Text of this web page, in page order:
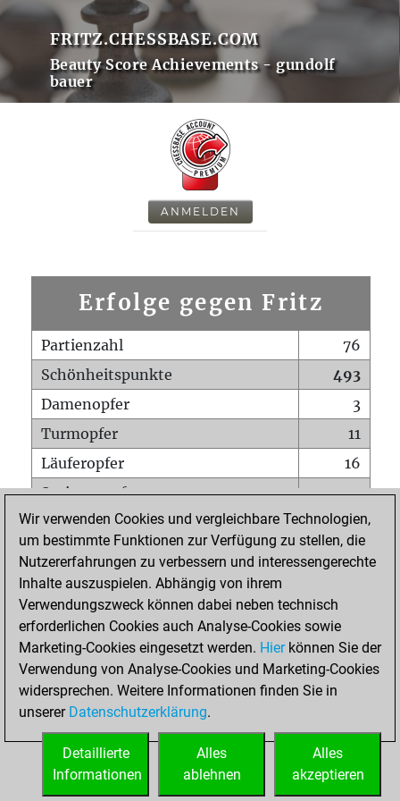
FRITZ.CHESSBASE.COM
Beauty Score Achievements - gundolf
bauer
ANMELDEN
Erfolge gegen Fritz
Partienzahl
76
Schönheitspunkte
493
Damenopfer
3
Turmopfer
11
Läuferopfer
16
Springeropfer
13
Bauernopfer
28
Matt auf vollem Brett
0
Bauer setzt Matt
Erstickte Matts
Unterverwandlungen
0
Türme auf der siebten
3
STARTSEITE
Wir verwenden Cookies und vergleichbare Technologien,
um bestimmte Funktionen zur Verfügung zu stellen, die
Nutzererfahrungen zu verbessern und interessengerechte
Inhalte auszuspielen. Abhängig von ihrem
Verwendungszweck können dabei neben technisch
erforderlichen Cookies auch Analyse-Cookies sowie
Marketing-Cookies eingesetzt werden. Hierkönnen Sie der
Verwendung von Analyse-Cookies und Marketing-Cookies
widersprechen. Weitere Informationen finden Sie in
unserer Datenschutzerklärung.
Alles
akzeptieren
Alles
ablehnen
Detaillierte
Informationen